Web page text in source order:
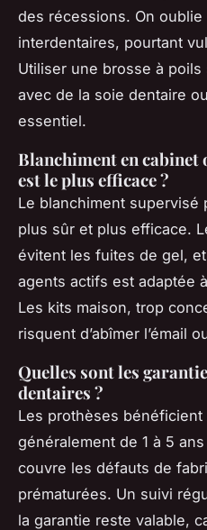
des récessions. On
interdentaires, pourtant
Utiliser une brosse à
avec de la soie dentaire
essentiel.
Blanchiment en cabinet
est le plus efficace ?
Le blanchiment
plus sûr et plus efficace.
évitent les fuites de gel,
agents actifs est adaptée
Les kits maison, trop
risquent d’abîmer l’émail
Quelles sont les
dentaires ?
Les prothèses bénéficient
généralement de 1 à 5
couvre les défauts de
prématurées. Un suivi
la garantie reste valable,